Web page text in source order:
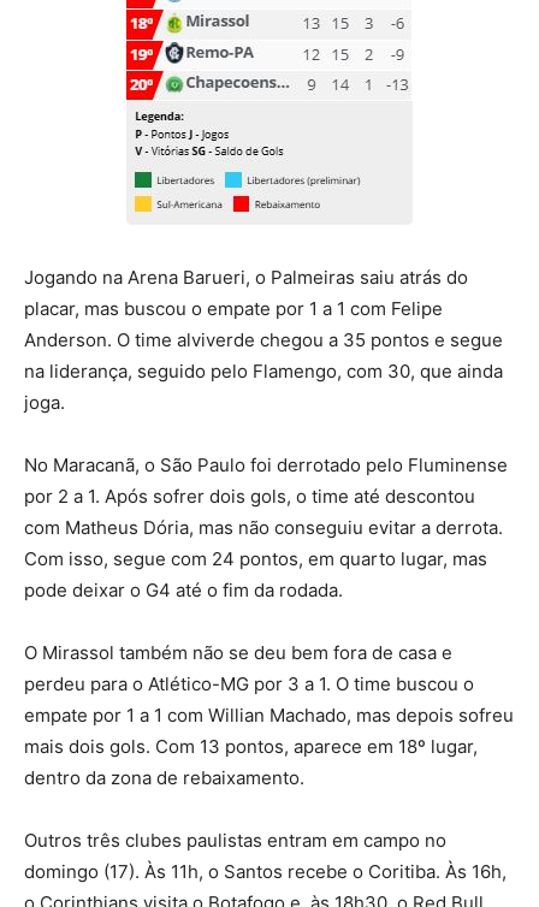
Jogando na Arena Barueri, o Palmeiras saiu atrás do
placar, mas buscou o empate por 1 a 1 com Felipe
Anderson. O time alviverde chegou a 35 pontos e segue
na liderança, seguido pelo Flamengo, com 30, que ainda
joga.
No Maracanã, o São Paulo foi derrotado pelo Fluminense
por 2 a 1. Após sofrer dois gols, o time até descontou
com Matheus Dória, mas não conseguiu evitar a derrota.
Com isso, segue com 24 pontos, em quarto lugar, mas
pode deixar o G4 até o fim da rodada.
O Mirassol também não se deu bem fora de casa e
perdeu para o Atlético-MG por 3 a 1. O time buscou o
empate por 1 a 1 com Willian Machado, mas depois sofreu
mais dois gols. Com 13 pontos, aparece em 18º lugar,
dentro da zona de rebaixamento.
Outros três clubes paulistas entram em campo no
domingo (17). Às 11h, o Santos recebe o Coritiba. Às 16h,